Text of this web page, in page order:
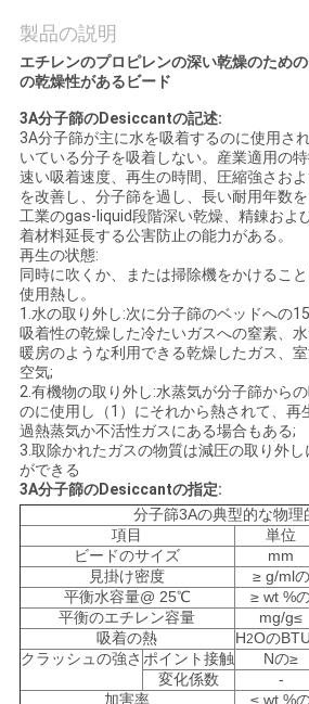
品
質
管
理
お
問
い
合
わ
せ
ニ
ュ
ー
ス
製品の説明
エチレンのプロピレンの深い乾燥のため
の乾燥性があるビード
3A分子篩のDesiccantの記述:
3A分子篩が主に水を吸着するのに使用さ
いている分子を吸着しない。産業適用の
速い吸着速度、再生の時間、圧縮強さお
を改善し、分子篩を過し、長い耐用年数
工業のgas-liquid段階深い乾燥、精錬およ
着材料延長する公害防止の能力がある。
再生の状態:
同時に吹くか、または掃除機をかけるこ
使用熱し。
1.水の取り外し:次に分子篩のベッドへの
吸着性の乾燥した冷たいガスへの窒素、
暖房のような利用できる乾燥したガス、
空気;
2.有機物の取り外し:水蒸気が分子篩から
のに使用し（1）にそれから熱されて、再
過熱蒸気か不活性ガスにある場合もある;
3.取除かれたガスの物質は減圧の取り外
ができる
3A分子篩のDesiccantの指定:
分子篩3Aの典型的な物理
項目
単位
ビードのサイズ
mm
見掛け密度
≥ g/mlの
平衡水容量@ 25℃
≥ wt %
平衡のエチレン容量
mg/g≤
吸着の熱
H2Oの
クラッシュの強さ ポイント接触 Nの≥
変化係数
-
加害率
≤ wt %